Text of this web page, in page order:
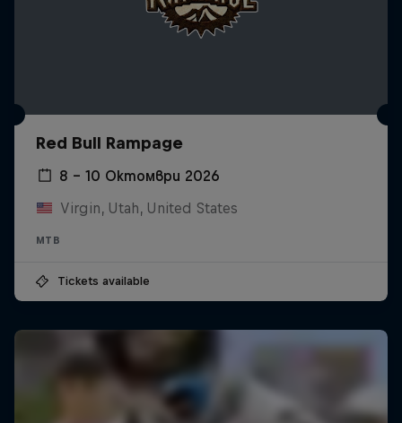
Red Bull Rampage
8 – 10 Октомври 2026
Virgin, Utah, United States
MTB
Tickets available